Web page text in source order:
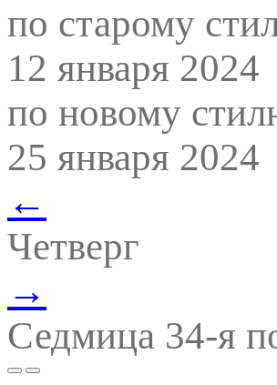
по старому
12 января 2024
по новому
25 января 2024
←
Четверг
→
Седмица 34-я